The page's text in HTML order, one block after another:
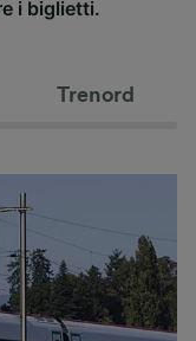
i biglietti.
Trenord